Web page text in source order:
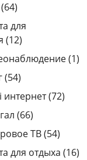
64)
для
(12)
(1)
(54)
интернет (72)
(66)
ТВ (54)
для отдыха (16)